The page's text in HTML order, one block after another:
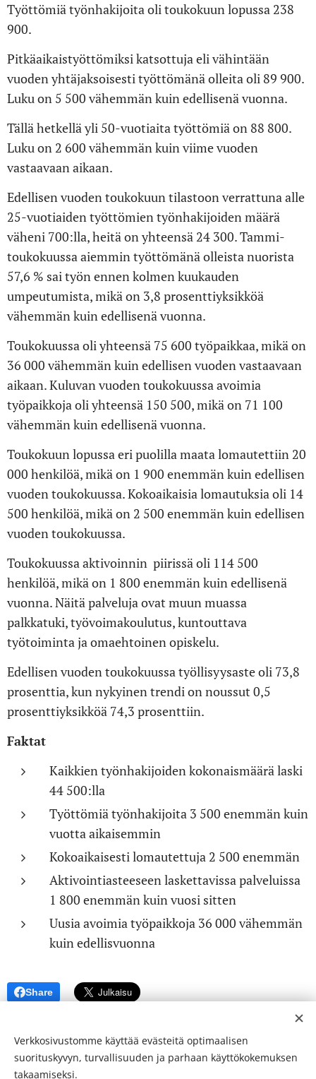
Työttömiä työnhakijoita oli toukokuun lopussa 238
900.
Pitkäaikaistyöttömiksi katsottuja eli vähintään
vuoden yhtäjaksoisesti työttömänä olleita oli 89 900.
Luku on 5 500 vähemmän kuin edellisenä vuonna.
Tällä hetkellä yli 50-vuotiaita työttömiä on 88 800.
Luku on 2 600 vähemmän kuin viime vuoden
vastaavaan aikaan.
Edellisen vuoden toukokuun tilastoon verrattuna alle
25-vuotiaiden työttömien työnhakijoiden määrä
väheni 700:lla, heitä on yhteensä 24 300. Tammi-
toukokuussa aiemmin työttömänä olleista nuorista
57,6 % sai työn ennen kolmen kuukauden
umpeutumista, mikä on 3,8 prosenttiyksikköä
vähemmän kuin edellisenä vuonna.
Toukokuussa oli yhteensä 75 600 työpaikkaa, mikä on
36 000 vähemmän kuin edellisen vuoden vastaavaan
aikaan. Kuluvan vuoden toukokuussa avoimia
työpaikkoja oli yhteensä 150 500, mikä on 71 100
vähemmän kuin edellisenä vuonna.
Toukokuun lopussa eri puolilla maata lomautettiin 20
000 henkilöä, mikä on 1 900 enemmän kuin edellisen
vuoden toukokuussa. Kokoaikaisia ​​lomautuksia oli 14
500 henkilöä, mikä on 2 500 enemmän kuin edellisen
vuoden toukokuussa.
Toukokuussa aktivoinnin piirissä oli 114 500
henkilöä, mikä on 1 800 enemmän kuin edellisenä
vuonna. Näitä palveluja ovat muun muassa
palkkatuki, työvoimakoulutus, kuntouttava
työtoiminta ja omaehtoinen opiskelu.
Edellisen vuoden toukokuussa työllisyysaste oli 73,8
prosenttia, kun nykyinen trendi on noussut 0,5
prosenttiyksikköä 74,3 prosenttiin.
Faktat
Kaikkien työnhakijoiden kokonaismäärä laski
44 500:lla
Työttömiä työnhakijoita 3 500 enemmän kuin
vuotta aikaisemmin
Kokoaikaisesti lomautettuja 2 500 enemmän
Aktivointiasteeseen laskettavissa palveluissa
1 800 enemmän kuin vuosi sitten
Uusia avoimia työpaikkoja 36 000 vähemmän
kuin edellisvuonna
Share
Verkkosivustomme käyttää evästeitä optimaalisen
suorituskyvyn, turvallisuuden ja parhaan käyttökokemuksen
takaamiseksi.